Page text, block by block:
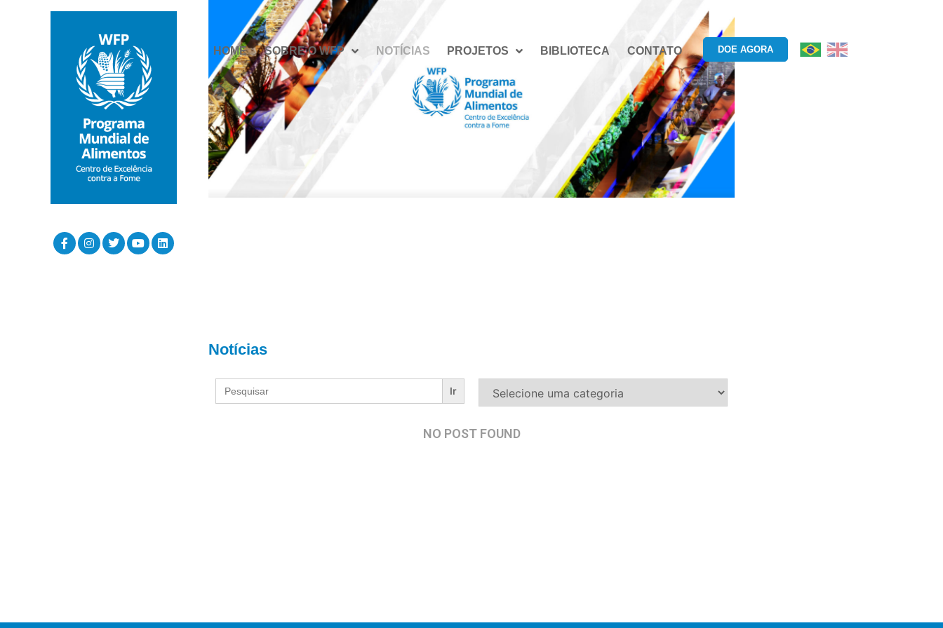
HOME SOBRE O WFP NOTÍCIAS PROJETOS BIBLIOTECA CONTATO DOE AGORA
Notícias
Search
for:
NO POST FOUND